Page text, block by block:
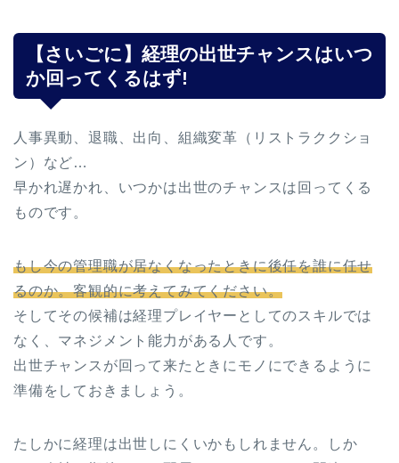
【さいごに】経理の出世チャンスはいつ
か回ってくるはず!
人事異動、退職、出向、組織変革（リストラククショ
ン）など…
早かれ遅かれ、いつかは出世のチャンスは回ってくる
ものです。
もし今の管理職が居なくなったときに後任を誰に任せ
るのか。客観的に考えてみてください。
そしてその候補は経理プレイヤーとしてのスキルでは
なく、マネジメント能力がある人です。
出世チャンスが回って来たときにモノにできるように
準備をしておきましょう。
たしかに経理は出世しにくいかもしれません。しか